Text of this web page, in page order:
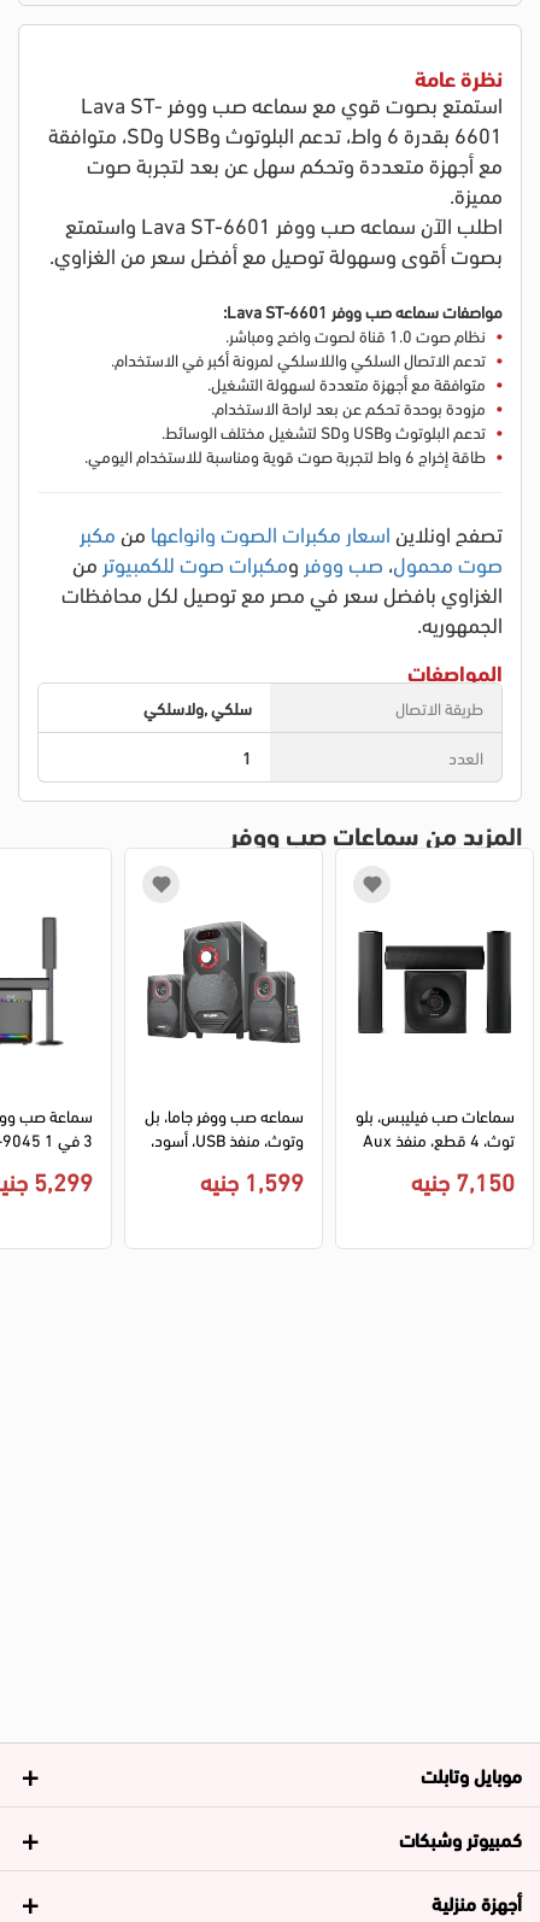
نظرة عامة
استمتع بصوت قوي مع سماعه صب ووفر Lava ST-
6601 بقدرة 6 واط، تدعم البلوتوث وUSB وSD، متوافقة
مع أجهزة متعددة وتحكم سهل عن بعد لتجربة صوت
مميزة.
اطلب الآن سماعه صب ووفر Lava ST-6601 واستمتع
بصوت أقوى وسهولة توصيل مع أفضل سعر من الغزاوي.
مواصفات سماعه صب ووفر Lava ST-6601:
نظام صوت 1.0 قناة لصوت واضح ومباشر.
تدعم الاتصال السلكي واللاسلكي لمرونة أكبر في الاستخدام.
متوافقة مع أجهزة متعددة لسهولة التشغيل.
مزودة بوحدة تحكم عن بعد لراحة الاستخدام.
تدعم البلوتوث وUSB وSD لتشغيل مختلف الوسائط.
طاقة إخراج 6 واط لتجربة صوت قوية ومناسبة للاستخدام اليومي.
تصفح اونلاين اسعار مكبرات الصوت وانواعها من مكبر
صوت محمول، صب ووفر ومكبرات صوت للكمبيوتر من
الغزاوي بافضل سعر في مصر مع توصيل لكل محافظات
الجمهوريه.
المواصفات
طريقة الاتصال
سلكي ,ولاسلكي
العدد
1
المزيد من سماعات صب ووفر
سماعات صب فيليبس، بلو
توث، 4 قطع، منفذ Aux
B
7,150 جنيه
سماعه صب ووفر جاما، بل
1,599 جنيه
سود
5,299 جنيه
موبايل وتابلت
كمبيوتر وشبكات
أجهزة منزلية